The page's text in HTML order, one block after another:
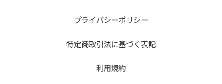
プライバシーポリシー
特定商取引法に基づく表記
利用規約